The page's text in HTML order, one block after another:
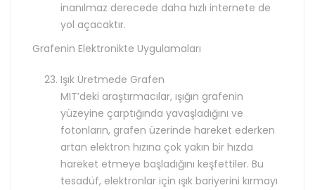
inanılmaz derecede daha hızlı internete de
yol açacaktır.
Grafenin Elektronikte Uygulamaları
Işık Üretmede Grafen
MIT’deki araştırmacılar, ışığın grafenin
yüzeyine çarptığında yavaşladığını ve
fotonların, grafen üzerinde hareket ederken
artan elektron hızına çok yakın bir hızda
hareket etmeye başladığını keşfettiler. Bu
tesadüf, elektronlar için ışık bariyerini kırmayı